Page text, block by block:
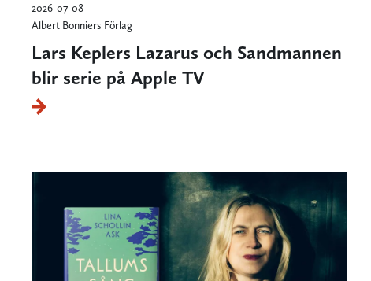
2026-07-08
Albert Bonniers Förlag
Lars Keplers Lazarus och Sandmannen
blir serie på Apple TV